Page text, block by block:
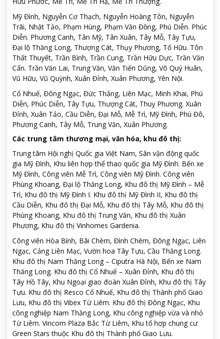
Mỹ Đình, Nguyễn Cơ Thạch, Nguyễn Hoàng Tôn, Nguyễn
Trãi, Nhật Tảo, Phạm Hùng, Phạm Văn Đồng, Phú Diễn. Phúc
Diễn. Phương Canh, Tân Mỹ, Tân Xuân, Tây Mỗ, Tây Tựu,
Đại lộ Thăng Long, Thượng Cát, Thụy Phương, Tố Hữu. Tôn
Thất Thuyết, Trần Bình, Trần Cung, Trần Hữu Dực, Trần Văn
Cẩn. Trần Văn Lai, Trung Văn, Văn Tiến Dũng, Võ Quý Huân,
Vũ Hữu, Vũ Quỳnh, Xuân Đỉnh, Xuân Phương, Yên Nội.
Cổ Nhuế, Đông Ngạc, Đức Thắng, Liên Mạc, Minh Khai, Phú
Diễn, Phúc Diễn, Tây Tựu, Thượng Cát, Thuỵ Phương. Xuân
Đỉnh, Xuân Tảo, Cầu Diễn, Đại Mỗ, Mễ Trì, Mỹ Đình, Phú Đô,
Phương Canh, Tây Mỗ, Trung Văn, Xuân Phương.
Các trung tâm thương mại, văn hóa, khu đô thị:
Trung tâm Hội nghị Quốc gia Việt Nam, Sân vận động quốc
gia Mỹ Đình, Khu liên hợp thể thao quốc gia Mỹ Đình. Bến xe
Mỹ Đình, Công viên Mễ Trì, Công viên Mỹ Đình. Công viên
Phùng Khoang, Đại lộ Thăng Long, Khu đô thị Mỹ Đình – Mễ
Trì, Khu đô thị Mỹ Đình I. Khu đô thị Mỹ Đình II, Khu đô thị
Cầu Diễn, Khu đô thị Đại Mỗ, Khu đô thị Tây Mỗ, Khu đô thị
Phùng Khoang, Khu đô thị Trung Văn, Khu đô thị Xuân
Phương, Khu đô thị Vinhomes Gardenia.
Công viên Hòa Bình, Bãi Chèm, Đình Chèm, Đông Ngạc, Liên
Ngạc, Cảng Liên Mạc, Vườn hoa Tây Tựu, Cầu Thăng Long.
Khu đô thị Nam Thăng Long – Ciputra Hà Nội, Bến xe Nam
Thăng Long. Khu đô thị Cổ Nhuế – Xuân Đỉnh, Khu đô thị
Tây Hồ Tây, Khu Ngoại giao đoàn Xuân Đỉnh, Khu đô thị Tây
Tựu. Khu đô thị Resco Cổ Nhuế, Khu đô thị Thành phố Giao
Lưu, Khu đô thị Vibex Từ Liêm. Khu đô thị Đông Ngạc, Khu
công nghiệp Nam Thăng Long, Khu công nghiệp vừa và nhỏ
Từ Liêm. Vincom Plaza Bắc Từ Liêm, Khu tổ hợp chung cư
Green Stars thuộc Khu đô thị Thành phố Giao Lưu.